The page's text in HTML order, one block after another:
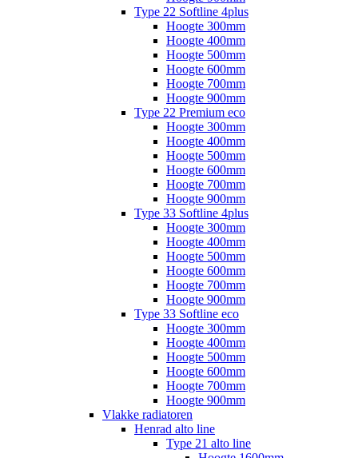
Type 22 Softline 4plus
Hoogte 300mm
Hoogte 400mm
Hoogte 500mm
Hoogte 600mm
Hoogte 700mm
Hoogte 900mm
Type 22 Premium eco
Hoogte 300mm
Hoogte 400mm
Hoogte 500mm
Hoogte 600mm
Hoogte 700mm
Hoogte 900mm
Type 33 Softline 4plus
Hoogte 300mm
Hoogte 400mm
Hoogte 500mm
Hoogte 600mm
Hoogte 700mm
Hoogte 900mm
Type 33 Softline eco
Hoogte 300mm
Hoogte 400mm
Hoogte 500mm
Hoogte 600mm
Hoogte 700mm
Hoogte 900mm
Vlakke radiatoren
Henrad alto line
Type 21 alto line